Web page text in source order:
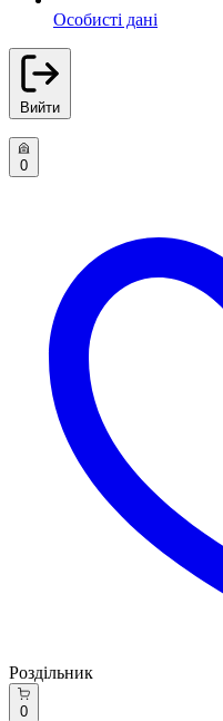
Особисті дані
Вийти
0
Роздільник
0